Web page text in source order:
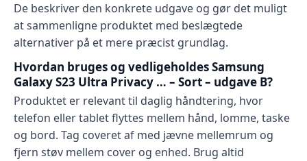
De beskriver den konkrete udgave og gør det muligt
at sammenligne produktet med beslægtede
alternativer på et mere præcist grundlag.
Hvordan bruges og vedligeholdes Samsung
Galaxy S23 Ultra Privacy … – Sort – udgave B?
Produktet er relevant til daglig håndtering, hvor
telefon eller tablet flyttes mellem hånd, lomme, taske
og bord. Tag coveret af med jævne mellemrum og
fjern støv mellem cover og enhed. Brug altid